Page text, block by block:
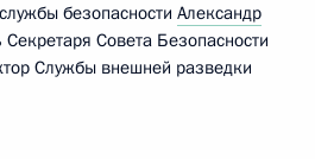
безопасности Александр
Секретаря Совета Безопасности
Службы внешней разведки